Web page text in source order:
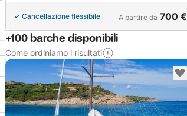
Cancellazione flessibile A partire da 700 €
+100 barche disponibili
Come ordiniamo i risultati